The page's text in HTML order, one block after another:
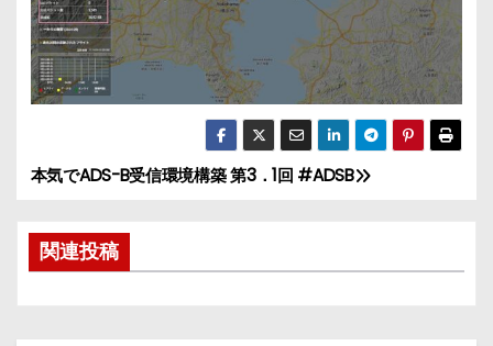
投
稿
ナ
本気でADS-B受信環境構築 第3．1回 #ADSB
関連投稿